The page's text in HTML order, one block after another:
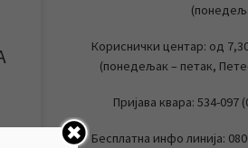
Кориснички центар: од
(понедељак – петак,
Пријава квара: 534-097
Бесплатна инфо линија: